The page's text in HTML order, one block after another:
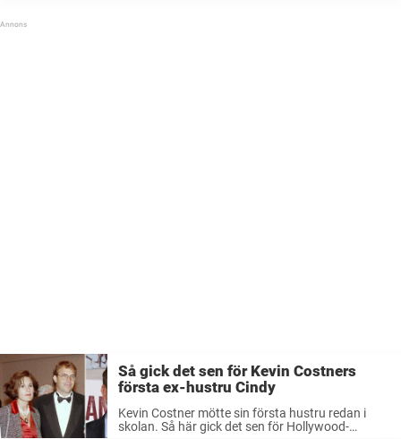
Så gick det sen för Kevin Costners
första ex-hustru Cindy
Kevin Costner mötte sin första hustru redan i
skolan. Så här gick det sen för Hollywood-